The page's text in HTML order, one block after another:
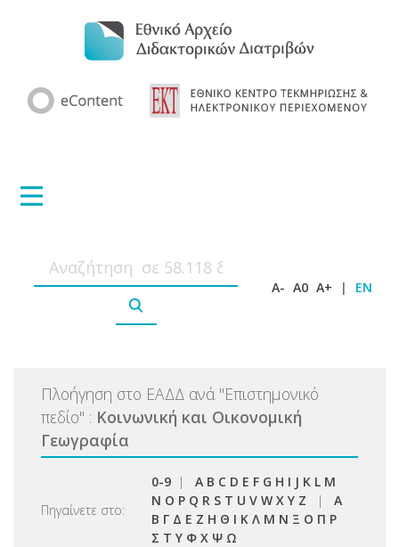
A- A0 A+ | EN
Πλοήγηση στο ΕΑΔΔ ανά "Επιστημονικό
πεδίο" : Κοινωνική και Οικονομική
Γεωγραφία
Πηγαίνετε στο:
0-9 | A B C D E F G H I J K L M
N O P Q R S T U V W X Y Z | Α
Β Γ Δ Ε Ζ Η Θ Ι Κ Λ Μ Ν Ξ Ο Π Ρ
Σ Τ Υ Φ Χ Ψ Ω